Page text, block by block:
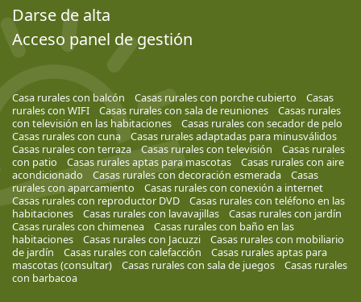
Darse de alta
Acceso panel de gestión
Casa rurales con balcón Casas rurales con porche cubierto
Casas
rurales con WIFI
Casas rurales con sala de reuniones
Casas rurales
con televisión en las habitaciones
Casas rurales con secador de pelo
Casas rurales con cuna
Casas rurales adaptadas para minusválidos
Casas rurales con terraza
Casas rurales con televisión
Casas rurales
con patio
Casas rurales aptas para mascotas
Casas rurales con aire
acondicionado
Casas rurales con decoración esmerada
Casas
rurales con aparcamiento
Casas rurales con conexión a internet
Casas rurales con reproductor DVD
Casas rurales con teléfono en las
habitaciones
Casas rurales con lavavajillas
Casas rurales con jardín
Casas rurales con chimenea
Casas rurales con baño en las
habitaciones
Casas rurales con Jacuzzi
Casas rurales con mobiliario
de jardín
Casas rurales con calefacción
Casas rurales aptas para
mascotas (consultar)
Casas rurales con sala de juegos
Casas rurales
con barbacoa